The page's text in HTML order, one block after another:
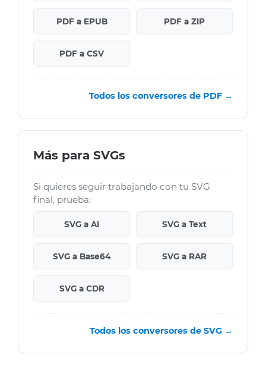
PDF a EPUB PDF a ZIP
PDF a CSV
Todos los conversores de PDF →
Más para SVGs
Si quieres seguir trabajando con tu SVG
final, prueba:
SVG a AI SVG a Text
SVG a Base64 SVG a RAR
SVG a CDR
Todos los conversores de SVG →